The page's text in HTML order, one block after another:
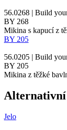
56.0268 | Build
BY 268
Mikina s kapucí z
BY 205
56.0205 | Build
BY 205
Mikina z těžké
Jelo